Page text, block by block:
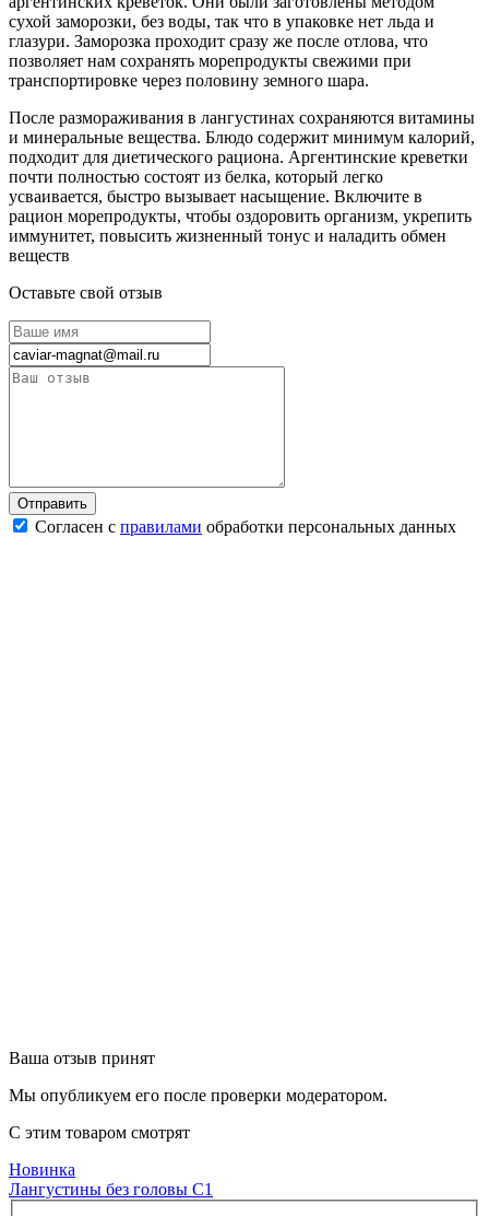
сухой заморозки, без воды, так что в упаковке нет льда и
глазури. Заморозка проходит сразу же после отлова, что
позволяет нам сохранять морепродукты свежими при
транспортировке через половину земного шара.
После размораживания в лангустинах сохраняются витамины
и минеральные вещества. Блюдо содержит минимум калорий,
подходит для диетического рациона. Аргентинские креветки
почти полностью состоят из белка, который легко
усваивается, быстро вызывает насыщение. Включите в
рацион морепродукты, чтобы оздоровить организм, укрепить
иммунитет, повысить жизненный тонус и наладить обмен
веществ
Оставьте свой отзыв
Согласен с правилами обработки персональных данных
Ваша отзыв принят
Мы опубликуем его после проверки модератором.
С этим товаром смотрят
Новинка
Лангустины без головы С1